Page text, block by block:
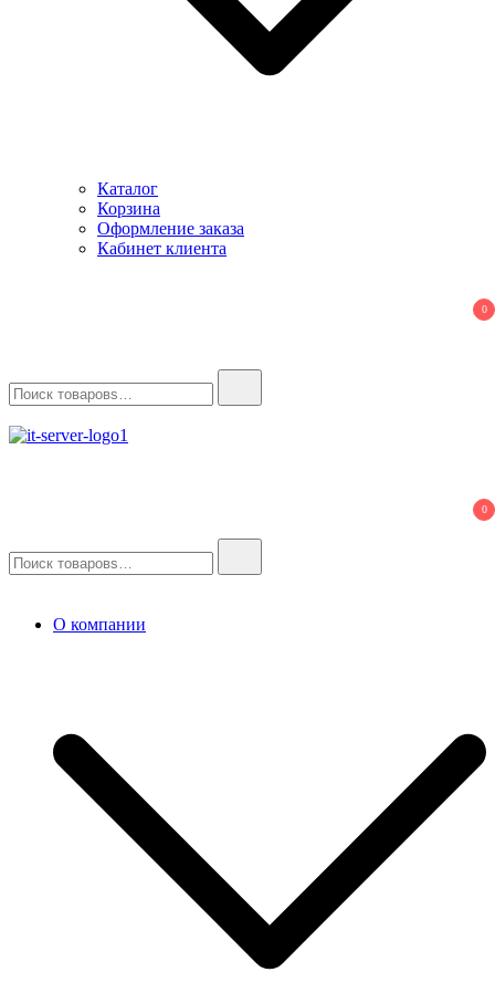
Каталог
Корзина
Оформление заказа
Кабинет клиента
0
0
О компании